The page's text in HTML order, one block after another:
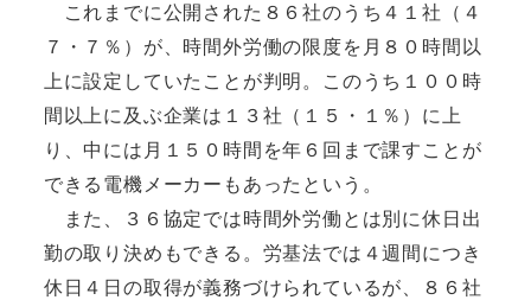
これまでに公開された８６社のうち４１社（４
７・７％）が、時間外労働の限度を月８０時間以
上に設定していたことが判明。このうち１００時
間以上に及ぶ企業は１３社（１５・１％）に上
り、中には月１５０時間を年６回まで課すことが
できる電機メーカーもあったという。
また、３６協定では時間外労働とは別に休日出
勤の取り決めもできる。労基法では４週間につき
休日４日の取得が義務づけられているが、８６社